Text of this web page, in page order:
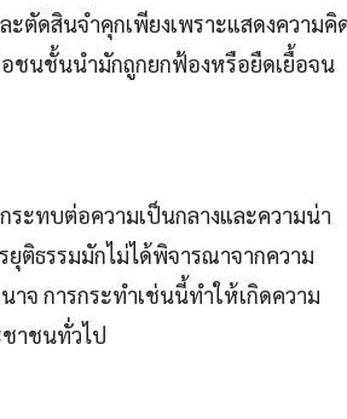
ตัดสินจำคุกเพียงเพราะแสดงความคิ
อชนชั้นนำมักถูกยกฟ้องหรือยืดเยื้อจน
ระทบต่อความเป็นกลางและความน่า
ติธรรมมักไม่ได้พิจารณาจากความ
จ การกระทำเช่นนี้ทำให้เกิดความ
ชาชนทั่วไป